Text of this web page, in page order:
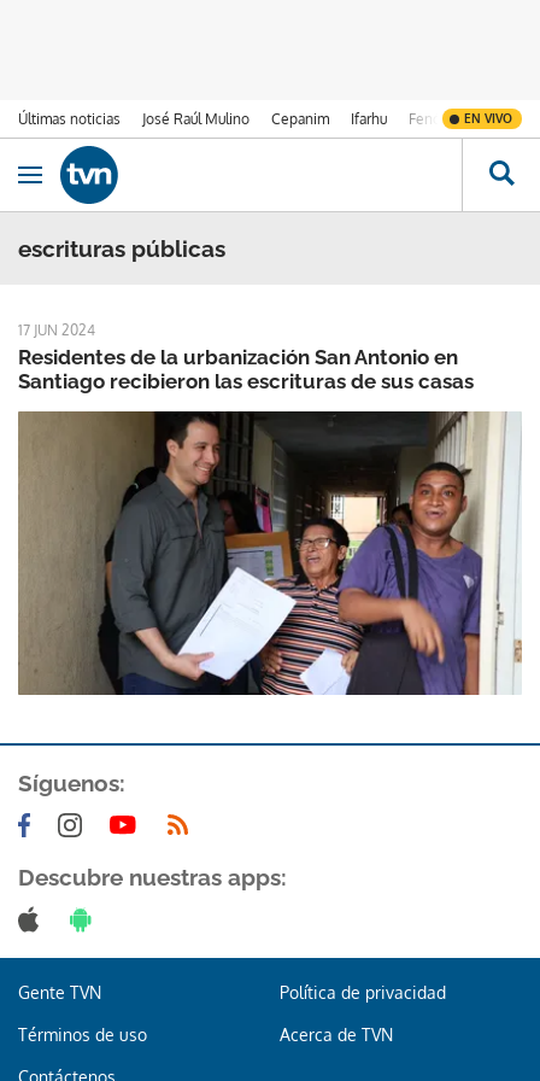
Últimas noticias José Raúl Mulino Cepanim Ifarhu Fenómeno de El
EN VIVO
Ir al contenido
Obrir navegació
escrituras públicas
17 JUN 2024
Residentes de la urbanización San Antonio en
Santiago recibieron las escrituras de sus casas
Síguenos:
Descubre nuestras apps:
Gente TVN Política de privacidad
Términos de uso Acerca de TVN